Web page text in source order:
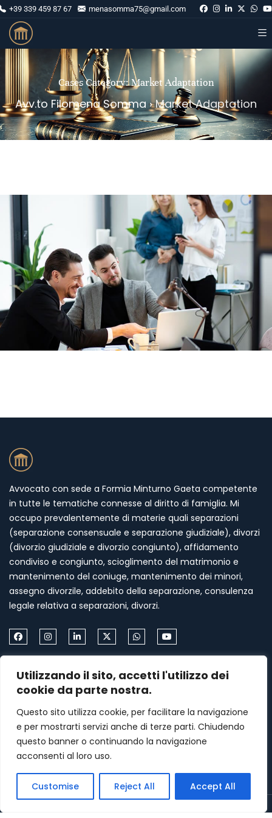
Utilizzando il sito, accetti l'utilizzo dei
cookie da parte nostra.
Questo sito utilizza cookie, per facilitare la navigazione
e per mostrarti servizi anche di terze parti. Chiudendo
questo banner o continuando la navigazione
acconsenti al loro uso.
Customise Reject All Accept All
+39 339 459 87 67 menasomma75@gmail.com
Cases Category:Market Adaptation
Avv.to Filomena Somma›Market Adaptation
E-Commerce Growth for Trendsetters Boutique
Avvocato con sede a Formia Minturno Gaeta competente
in tutte le tematiche connesse al diritto di famiglia. Mi
occupo prevalentemente di materie quali separazioni
(separazione consensuale e separazione giudiziale), divorzi
(divorzio giudiziale e divorzio congiunto), affidamento
condiviso e congiunto, scioglimento del matrimonio e
mantenimento del coniuge, mantenimento dei minori,
assegno divorzile, addebito della separazione, consulenza
legale relativa a separazioni, divorzi.
Formia via Palazzo Condotto 18
+39 339 459 87 67
menasomma75@gmail.com
Lunedi–Venerdì: 9am – 7pm